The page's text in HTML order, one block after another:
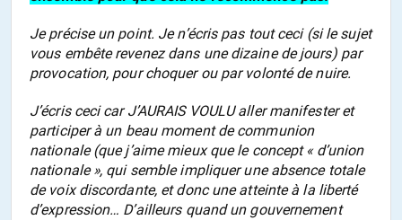
Je précise un point. Je n’écris pas tout ceci (si le sujet
vous embête revenez dans une dizaine de jours) par
provocation, pour choquer ou par volonté de nuire.
J’écris ceci car J’AURAIS VOULU aller manifester et
participer à un beau moment de communion
nationale (que j’aime mieux que le concept « d’union
nationale », qui semble impliquer une absence totale
de voix discordante, et donc une atteinte à la liberté
d’expression… D’ailleurs quand un gouvernement